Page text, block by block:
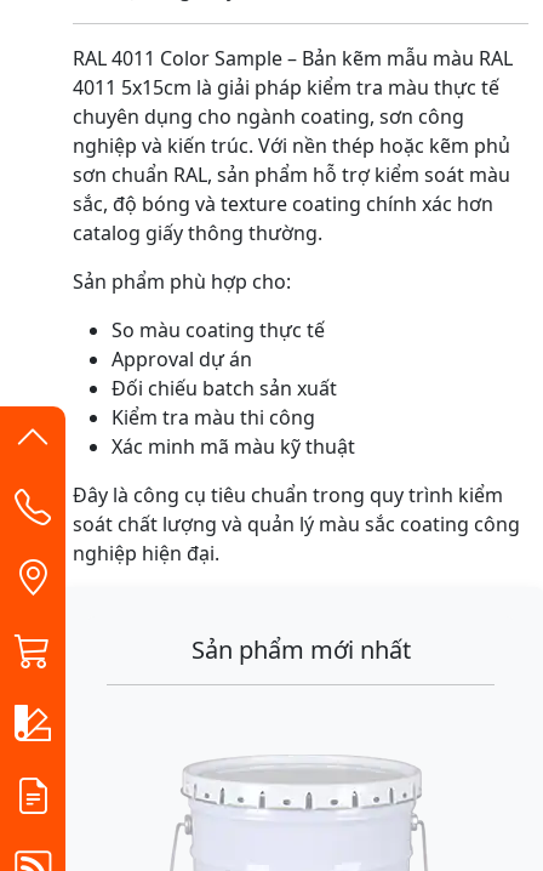
RAL 4011 Color Sample – Bản kẽm mẫu màu RAL
4011 5x15cm là giải pháp kiểm tra màu thực tế
chuyên dụng cho ngành coating, sơn công
nghiệp và kiến trúc. Với nền thép hoặc kẽm phủ
sơn chuẩn RAL, sản phẩm hỗ trợ kiểm soát màu
sắc, độ bóng và texture coating chính xác hơn
catalog giấy thông thường.
Sản phẩm phù hợp cho:
So màu coating thực tế
Approval dự án
Đối chiếu batch sản xuất
Kiểm tra màu thi công
Xác minh mã màu kỹ thuật
Đây là công cụ tiêu chuẩn trong quy trình kiểm
soát chất lượng và quản lý màu sắc coating công
nghiệp hiện đại.
Sản phẩm mới nhất